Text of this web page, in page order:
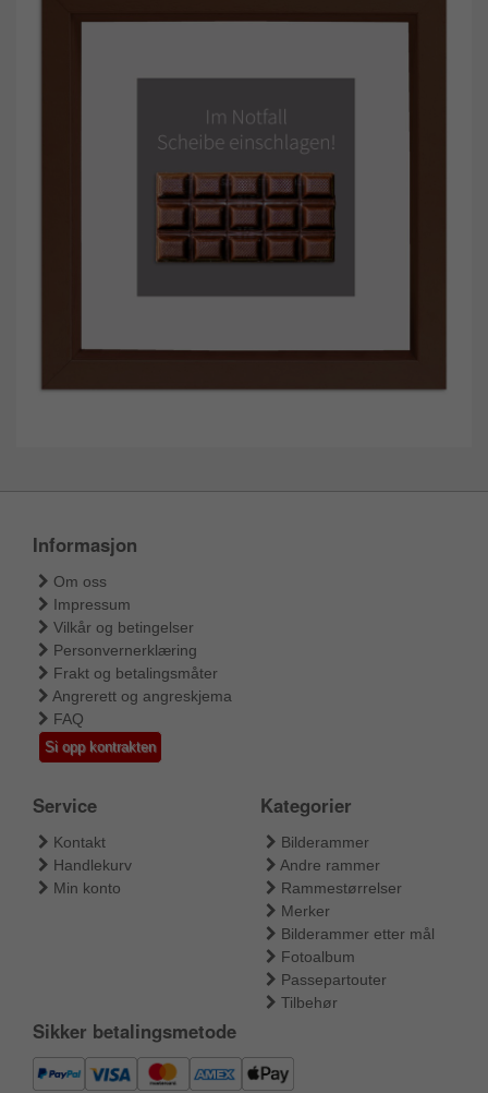
Informasjon
Om oss
Impressum
Vilkår og betingelser
Personvernerklæring
Frakt og betalingsmåter
Angrerett og angreskjema
FAQ
Si opp kontrakten
Service
Kontakt
Handlekurv
Min konto
Kategorier
Bilderammer
Andre rammer
Rammestørrelser
Merker
Bilderammer etter mål
Fotoalbum
Passepartouter
Tilbehør
Sikker betalingsmetode